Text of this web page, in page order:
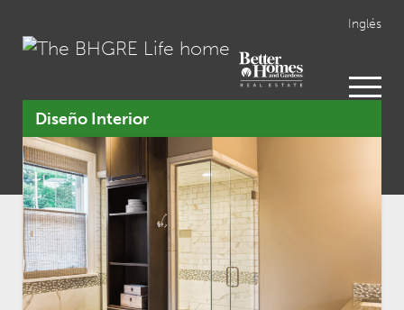
Inglés
open
menu
Diseño Interior